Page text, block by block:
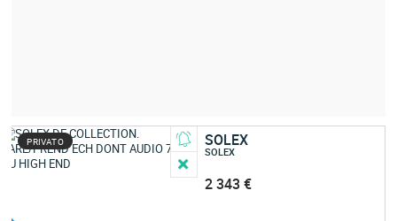
PRIVATO SOLEX
SOLEX
2 343 €